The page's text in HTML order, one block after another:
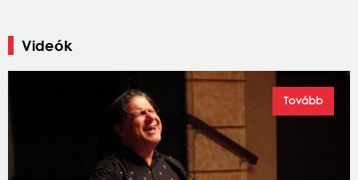
Videók
Tovább